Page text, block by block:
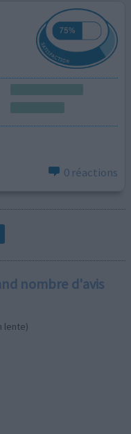
0 réactions
nombre d'avis
lente)